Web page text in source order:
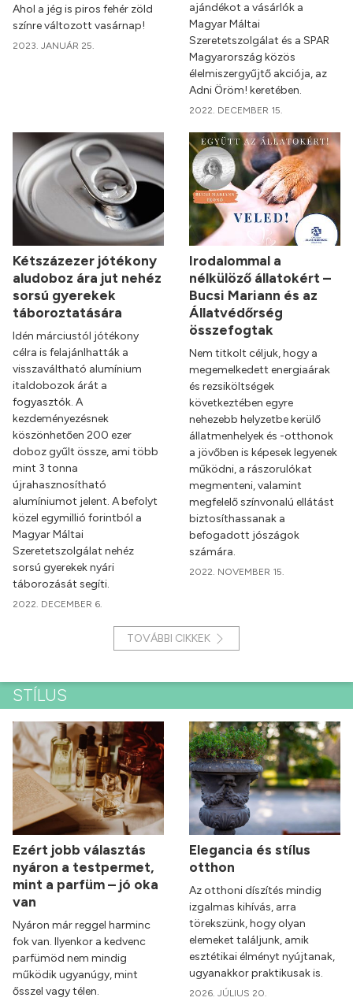
Ahol a jég is piros fehér zöld
színre változott vasárnap!
2023. JANUÁR 25.
ajándékot a vásárlók a
Magyar Máltai
Szeretetszolgálat és a SPAR
Magyarország közös
élelmiszergyűjtő akciója, az
Adni Öröm! keretében.
2022. DECEMBER 15.
Kétszázezer jótékony
aludoboz ára jut nehéz
sorsú gyerekek
táboroztatására
Idén márciustól jótékony
célra is felajánlhatták a
visszaváltható alumínium
italdobozok árát a
fogyasztók. A
kezdeményezésnek
köszönhetően 200 ezer
doboz gyűlt össze, ami több
mint 3 tonna
újrahasznosítható
alumíniumot jelent. A befolyt
közel egymillió forintból a
Magyar Máltai
Szeretetszolgálat nehéz
sorsú gyerekek nyári
táborozását segíti.
2022. DECEMBER 6.
Irodalommal a
nélkülöző állatokért –
Bucsi Mariann és az
Állatvédőrség
összefogtak
Nem titkolt céljuk, hogy a
megemelkedett energiaárak
és rezsiköltségek
következtében egyre
nehezebb helyzetbe kerülő
állatmenhelyek és -otthonok
a jövőben is képesek legyenek
működni, a rászorulókat
megmenteni, valamint
megfelelő színvonalú ellátást
biztosíthassanak a
befogadott jószágok
számára.
2022. NOVEMBER 15.
TOVÁBBI CIKKEK
STÍLUS
Ezért jobb választás
nyáron a testpermet,
mint a parfüm – jó oka
van
Nyáron már reggel harminc
fok van. Ilyenkor a kedvenc
parfümöd nem mindig
működik ugyanúgy, mint
ősszel vagy télen.
Elegancia és stílus
otthon
Az otthoni díszítés mindig
izgalmas kihívás, arra
törekszünk, hogy olyan
elemeket találjunk, amik
esztétikai élményt nyújtanak,
ugyanakkor praktikusak is.
2026. JÚLIUS 20.